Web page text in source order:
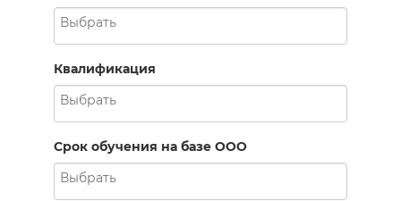
Квалификация
Срок обучения на базе ООО